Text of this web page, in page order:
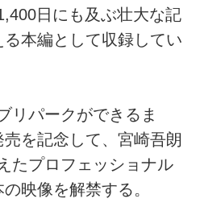
日にも及ぶ壮大な記
本編として収録してい
リパークができるま
を記念して、宮崎吾朗
たプロフェッショナル
映像を解禁する。